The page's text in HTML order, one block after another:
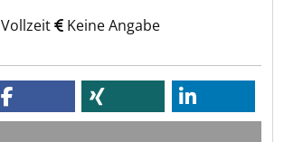
Vollzeit Keine Angabe